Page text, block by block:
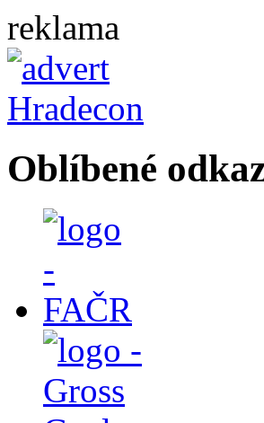
reklama
Oblíbené